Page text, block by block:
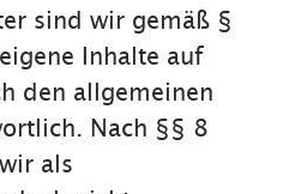
sind wir gemäß §
Inhalte auf
den allgemeinen
Nach §§ 8
als